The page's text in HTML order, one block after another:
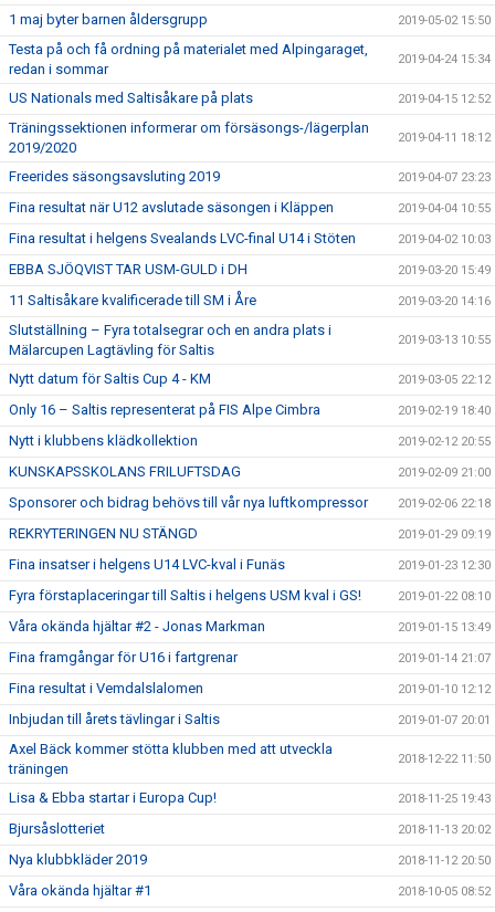
1 maj byter barnen åldersgrupp 2019-05-02 15:50
Testa på och få ordning på materialet med Alpingaraget,
redan i sommar
2019-04-24 15:34
US Nationals med Saltisåkare på plats 2019-04-15 12:52
Träningssektionen informerar om försäsongs-/lägerplan
2019/2020
2019-04-11 18:12
Freerides säsongsavsluting 2019 2019-04-07 23:23
Fina resultat när U12 avslutade säsongen i Kläppen 2019-04-04 10:55
Fina resultat i helgens Svealands LVC-final U14 i Stöten 2019-04-02 10:03
EBBA SJÖQVIST TAR USM-GULD i DH 2019-03-20 15:49
11 Saltisåkare kvalificerade till SM i Åre 2019-03-20 14:16
Slutställning – Fyra totalsegrar och en andra plats i
Mälarcupen Lagtävling för Saltis
2019-03-13 10:55
Nytt datum för Saltis Cup 4 - KM 2019-03-05 22:12
Only 16 – Saltis representerat på FIS Alpe Cimbra 2019-02-19 18:40
Nytt i klubbens klädkollektion 2019-02-12 20:55
KUNSKAPSSKOLANS FRILUFTSDAG 2019-02-09 21:00
Sponsorer och bidrag behövs till vår nya luftkompressor 2019-02-06 22:18
REKRYTERINGEN NU STÄNGD 2019-01-29 09:19
Fina insatser i helgens U14 LVC-kval i Funäs 2019-01-23 12:30
Fyra förstaplaceringar till Saltis i helgens USM kval i GS! 2019-01-22 08:10
Våra okända hjältar #2 - Jonas Markman 2019-01-15 13:49
Fina framgångar för U16 i fartgrenar 2019-01-14 21:07
Fina resultat i Vemdalslalomen 2019-01-10 12:12
Inbjudan till årets tävlingar i Saltis 2019-01-07 20:01
Axel Bäck kommer stötta klubben med att utveckla
träningen
2018-12-22 11:50
Lisa & Ebba startar i Europa Cup! 2018-11-25 19:43
Bjursåslotteriet 2018-11-13 20:02
Nya klubbkläder 2019 2018-11-12 20:50
Våra okända hjältar #1 2018-10-05 08:52